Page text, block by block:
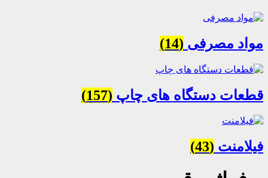
مواد مصرفی (14)
قطعات دستگاه های چاپ (157)
فیلامنت (43)